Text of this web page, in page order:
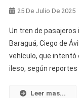
25 De Julio De 2025
Un tren de
Baraguá, Ciego de
vehículo, que intentó
ileso, según reportes
Leer mas...